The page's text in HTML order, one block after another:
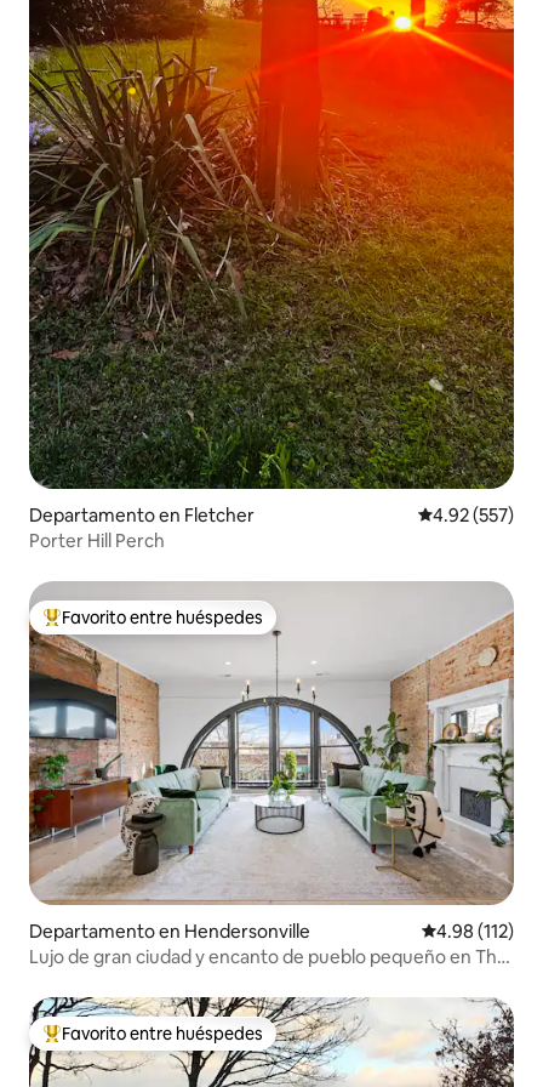
Departamento en Fletcher Calificación
4.92 (557)
Porter Hill Perch
De los mejores en Favorito entre huéspedes
Favorito entre huéspedes
Departamento en Hendersonville Calificación
4.98 (112)
Lujo de gran ciudad y encanto de pueblo pequeño en The
De los mejores en Favorito entre huéspedes
Favorito entre huéspedes